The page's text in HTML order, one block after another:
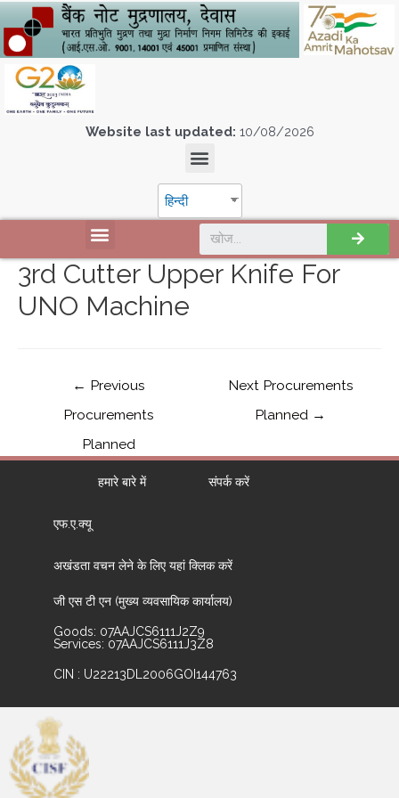
Website last updated: 10/08/2026
हिन्दी
3rd Cutter Upper Knife For
UNO Machine
← Previous
Procurements
Planned
Next Procurements
Planned →
हमारे बारे में संपर्क करें
एफ.ए.क्यू
अखंडता वचन लेने के लिए यहां क्लिक करें
जी एस टी एन (मुख्य व्यवसायिक कार्यालय)
Goods: 07AAJCS6111J2Z9
Services: 07AAJCS6111J3Z8
CIN : U22213DL2006GOI144763